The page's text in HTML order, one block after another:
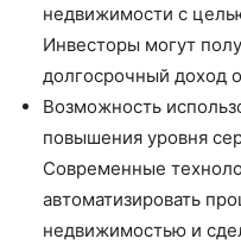
недвижимости с
Инвесторы могут
долгосрочный доход
Возможность
повышения уровня
Современные
автоматизировать
недвижимостью и